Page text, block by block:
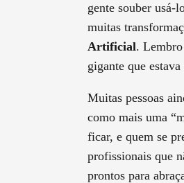
gente souber usá-
muitas
Artificial.
gigante que
Muitas pessoas
como mais uma
ficar, e quem se
profissionais que
prontos para